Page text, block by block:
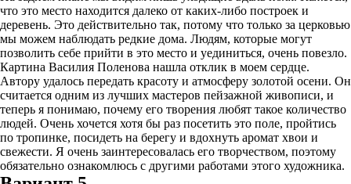
что это место находится далеко от каких-либо построек и
деревень. Это действительно так, потому что только за церковью
мы можем наблюдать редкие дома. Людям, которые могут
позволить себе прийти в это место и уединиться, очень повезло.
Картина Василия Поленова нашла отклик в моем сердце.
Автору удалось передать красоту и атмосферу золотой осени. Он
считается одним из лучших мастеров пейзажной живописи, и
теперь я понимаю, почему его творения любят такое количество
людей. Очень хочется хотя бы раз посетить это поле, пройтись
по тропинке, посидеть на берегу и вдохнуть аромат хвои и
свежести. Я очень заинтересовалась его творчеством, поэтому
обязательно ознакомлюсь с другими работами этого художника.